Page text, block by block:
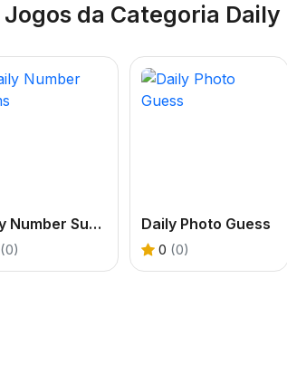
Jogos da Categoria Daily
Daily Number Sums
(0)
Daily Photo Guess
0 (0)